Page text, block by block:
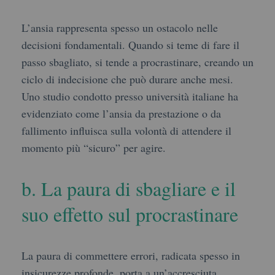
L’ansia rappresenta spesso un ostacolo nelle
decisioni fondamentali. Quando si teme di fare il
passo sbagliato, si tende a procrastinare, creando un
ciclo di indecisione che può durare anche mesi.
Uno studio condotto presso università italiane ha
evidenziato come l’ansia da prestazione o da
fallimento influisca sulla volontà di attendere il
momento più “sicuro” per agire.
b. La paura di sbagliare e il
suo effetto sul procrastinare
La paura di commettere errori, radicata spesso in